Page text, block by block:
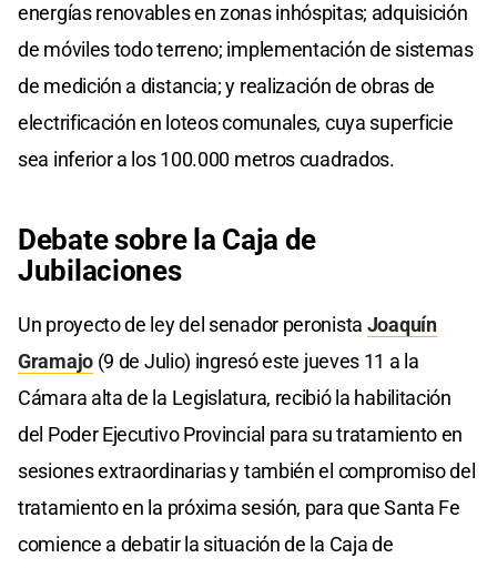
energías renovables en zonas inhóspitas; adquisición
de móviles todo terreno; implementación de sistemas
de medición a distancia; y realización de obras de
electrificación en loteos comunales, cuya superficie
sea inferior a los 100.000 metros cuadrados.
Debate sobre la Caja de
Jubilaciones
Un proyecto de ley del senador peronista Joaquín
Gramajo(9 de Julio) ingresó este jueves 11 a la
Cámara alta de la Legislatura, recibió la habilitación
del Poder Ejecutivo Provincial para su tratamiento en
sesiones extraordinarias y también el compromiso del
tratamiento en la próxima sesión, para que Santa Fe
comience a debatir la situación de la Caja de